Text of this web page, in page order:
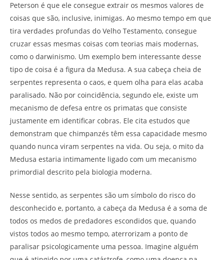
Peterson é que ele consegue extrair os mesmos valores de
coisas que são, inclusive, inimigas. Ao mesmo tempo em que
tira verdades profundas do Velho Testamento, consegue
cruzar essas mesmas coisas com teorias mais modernas,
como o darwinismo. Um exemplo bem interessante desse
tipo de coisa é a figura da Medusa. A sua cabeça cheia de
serpentes representa o caos, e quem olha para elas acaba
paralisado. Não por coincidência, segundo ele, existe um
mecanismo de defesa entre os primatas que consiste
justamente em identificar cobras. Ele cita estudos que
demonstram que chimpanzés têm essa capacidade mesmo
quando nunca viram serpentes na vida. Ou seja, o mito da
Medusa estaria intimamente ligado com um mecanismo
primordial descrito pela biologia moderna.
Nesse sentido, as serpentes são um símbolo do risco do
desconhecido e, portanto, a cabeça da Medusa é a soma de
todos os medos de predadores escondidos que, quando
vistos todos ao mesmo tempo, aterrorizam a ponto de
paralisar psicologicamente uma pessoa. Imagine alguém